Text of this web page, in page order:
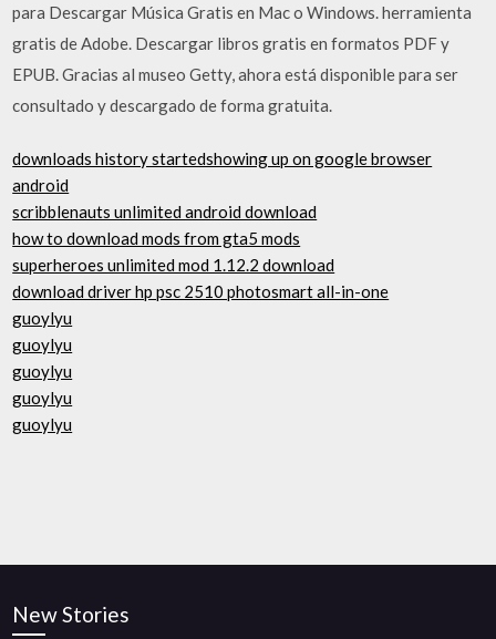
para Descargar Música Gratis en Mac o Windows. herramienta
gratis de Adobe. Descargar libros gratis en formatos PDF y
EPUB. Gracias al museo Getty, ahora está disponible para ser
consultado y descargado de forma gratuita.
downloads history startedshowing up on google browser
android
scribblenauts unlimited android download
how to download mods from gta5 mods
superheroes unlimited mod 1.12.2 download
download driver hp psc 2510 photosmart all-in-one
guoylyu
guoylyu
guoylyu
guoylyu
guoylyu
New Stories